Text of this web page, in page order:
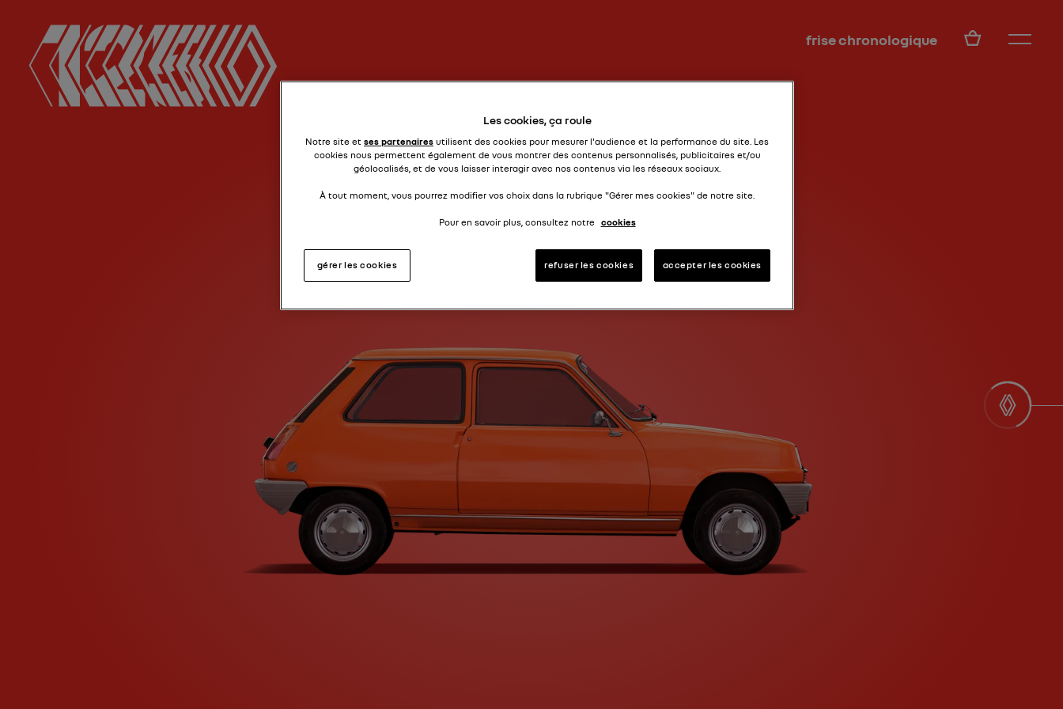
frise chronologique FR
Type A
R5 TL
Les cookies, ça roule
Notre site et ses partenaires utilisent des cookies pour mesurer l'audience et la performance du site. Les
cookies nous permettent également de vous montrer des contenus personnalisés, publicitaires et/ou
géolocalisés, et de vous laisser interagir avec nos contenus via les réseaux sociaux.
À tout moment, vous pourrez modifier vos choix dans la rubrique "Gérer mes cookies" de notre site.
Pour en savoir plus, consultez notre cookies
gérer les cookies refuser les cookies accepter les cookies